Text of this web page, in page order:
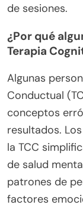
de sesiones.
¿Por qué
Terapia
Algunas
Conductual
conceptos
resultados.
la TCC
de salud
patrones de
factores